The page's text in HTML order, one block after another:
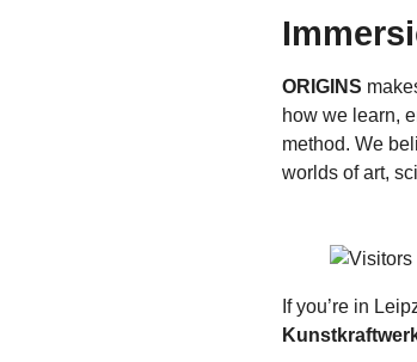
ORIGINS
how we learn,
method. We
worlds of art,
If you’re in